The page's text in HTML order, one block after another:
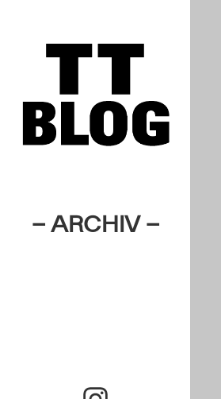
– ARCHIV –